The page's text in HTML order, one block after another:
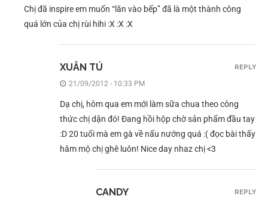
Chị đã inspire em muốn “lăn vào bếp” đã là một thành công
quá lớn của chị rùi hihi :X :X :X
XUÂN TÚ
21/09/2012 - 10:33 PM
Dạ chị, hôm qua em mới làm sữa chua theo công
thức chị dặn đó! Đang hồi hộp chờ sản phẩm đầu tay
:D 20 tuổi mà em gà về nấu nướng quá :( đọc bài thấy
hâm mộ chị ghê luôn! Nice day nhaz chị <3
REPLY
CANDY REPLY